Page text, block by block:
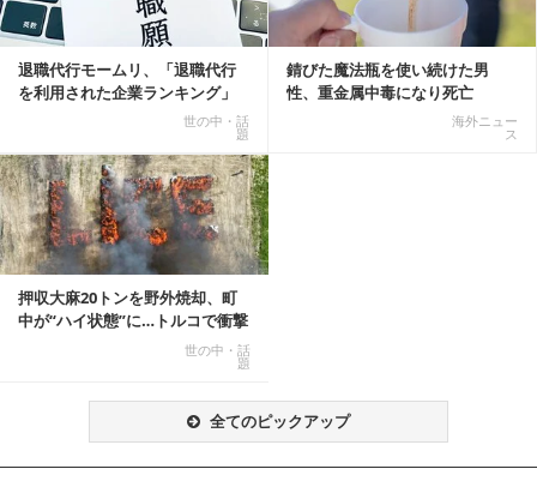
退職代行モームリ、「退職代行
を利用された企業ランキング」
世の中・話
題
錆びた魔法瓶を使い続けた男
性、重金属中毒になり死亡
海外ニュー
ス
押収大麻20トンを野外焼却、町
中が“ハイ状態”に…トルコで衝撃
世の中・話
題
全てのピックアップ